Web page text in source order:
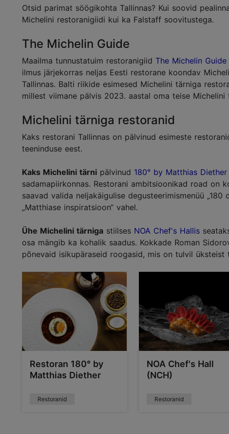
Otsid parimat söögikohta Tallinnas? Kui soovid
Michelini restoranigiidi kui ka Falstaff soovitustega.
The Michelin Guide
Maailma tunnustatuim restoranigiid The Michelin Guide
ilmus järjekorras neljas Eesti restorane koondav
Tallinnas. Balti riikide esimesed Michelini tärniga
millest viimane pälvis 2023. aastal oma teise
Michelini tärniga restoranid
Kaks restorani Tallinnas on pälvinud esimeste
teeninduse eest.
Kaks Michelini tärni pälvinud 180° by Matthias Diether
sadamapiirkonnas. Restorani ambitsioonikad road on
saavad valida neljakäigulise degusteerimismenüü
„Matthiase inspiratsioon“ vahel.
Ühe Michelini tärniga stiilses NOA Chef's Hallis
osa mängib ka kohalik saadus. Kokkade Roman
põnevaid isikupäraseid roogasid, mis on tulvil
Restoran 180° by
Matthias Diether
Restoranid
NOA Chef's Hall
(NCH)
Restoranid